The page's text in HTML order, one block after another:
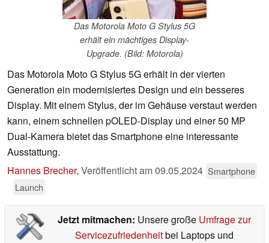
Das Motorola Moto G Stylus 5G
erhält ein mächtiges Display-
Upgrade. (Bild: Motorola)
Das Motorola Moto G Stylus 5G erhält in der vierten
Generation ein modernisiertes Design und ein besseres
Display. Mit einem Stylus, der im Gehäuse verstaut werden
kann, einem schnellen pOLED-Display und einer 50 MP
Dual-Kamera bietet das Smartphone eine interessante
Ausstattung.
Hannes Brecher, Veröffentlicht am09.05.2024 Smartphone
Launch
Jetzt mitmachen: Unsere große Umfrage zur
Servicezufriedenheitbei Laptops und